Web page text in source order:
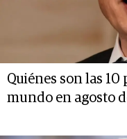
Quiénes son las 10
mundo en agosto